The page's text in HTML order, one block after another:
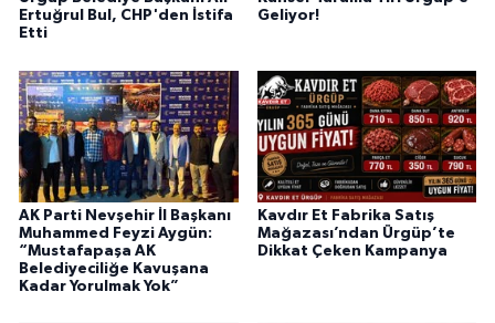
Ertuğrul Bul, CHP'den İstifa
Etti
Geliyor!
AK Parti Nevşehir İl Başkanı
Muhammed Feyzi Aygün:
“Mustafapaşa AK
Belediyeciliğe Kavuşana
Kadar Yorulmak Yok”
Kavdır Et Fabrika Satış
Mağazası’ndan Ürgüp’te
Dikkat Çeken Kampanya